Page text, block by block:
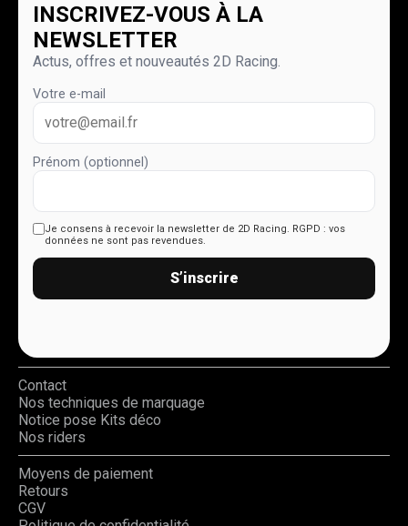
INSCRIVEZ-VOUS À LA
NEWSLETTER
Actus, offres et nouveautés 2D Racing.
Votre e-mail
Prénom (optionnel)
Je consens à recevoir la newsletter de 2D Racing. RGPD : vos
données ne sont pas revendues.
S’inscrire
Contact
Nos techniques de marquage
Notice pose Kits déco
Nos riders
Moyens de paiement
Retours
CGV